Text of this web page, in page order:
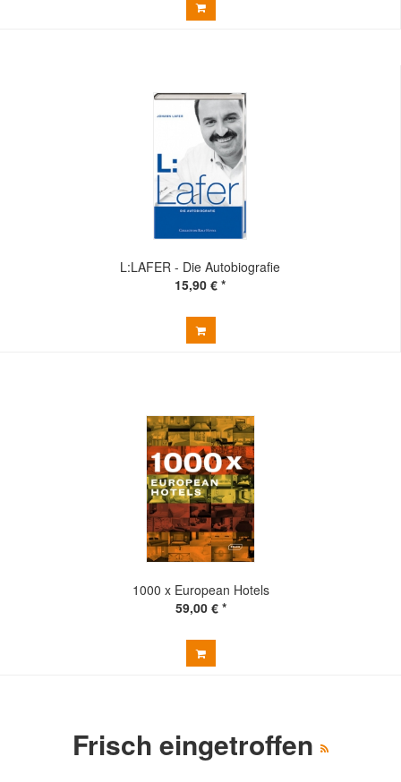
L:LAFER - Die Autobiografie
15,90 € *
1000 x European Hotels
59,00 € *
Frisch eingetroffen